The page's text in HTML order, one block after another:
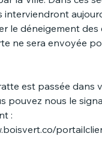
interviendront
le déneigement des
ne sera envoyée
est passée dans
pouvez nous le
: